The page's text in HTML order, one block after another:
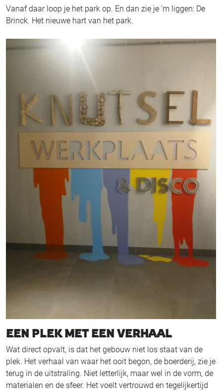
Vanaf daar loop je het park op. En dan zie je ’m liggen: De
Brinck. Het nieuwe hart van het park.
EEN PLEK MET EEN VERHAAL
Wat direct opvalt, is dat het gebouw niet los staat van de
plek. Het verhaal van waar het ooit begon, de boerderij, zie je
terug in de uitstraling. Niet letterlijk, maar wel in de vorm, de
materialen en de sfeer. Het voelt vertrouwd en tegelijkertijd